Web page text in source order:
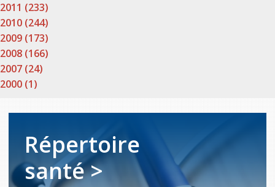
2011 (233)
2010 (244)
2009 (173)
2008 (166)
2007 (24)
2000 (1)
Répertoire
santé >